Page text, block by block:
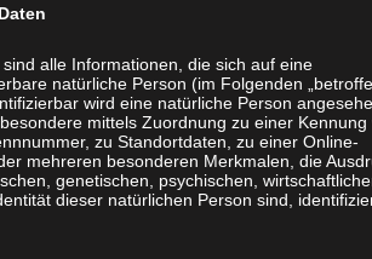
Endfertigung : Hardcover-
gerader Rücken, glänzend
Preis für 50 Stück: EUR 699,-
Preis für 100 Stück: EUR 999,-
alle Informationen, die sich auf eine
natürliche Person (im Folgenden
wird eine natürliche Person
mittels Zuordnung zu einer Kennung
zu Standortdaten, zu einer Online-
mehreren besonderen Merkmalen, die
genetischen, psychischen,
dieser natürlichen Person sind,